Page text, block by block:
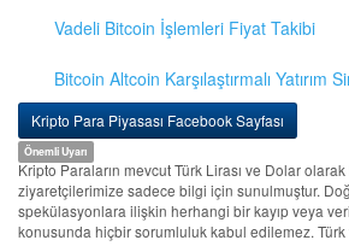
Vadeli Bitcoin İşlemleri Fiyat Takibi
Bitcoin Altcoin Karşılaştırmalı Yatırım
Kripto Para Piyasası Facebook Sayfası
Önemli Uyarı
Kripto Paraların mevcut Türk Lirası ve Dolar olarak
ziyaretçilerimize sadece bilgi için sunulmuştur.
spekülasyonlara ilişkin herhangi bir kayıp veya
konusunda hiçbir sorumluluk kabul edilemez. Türk